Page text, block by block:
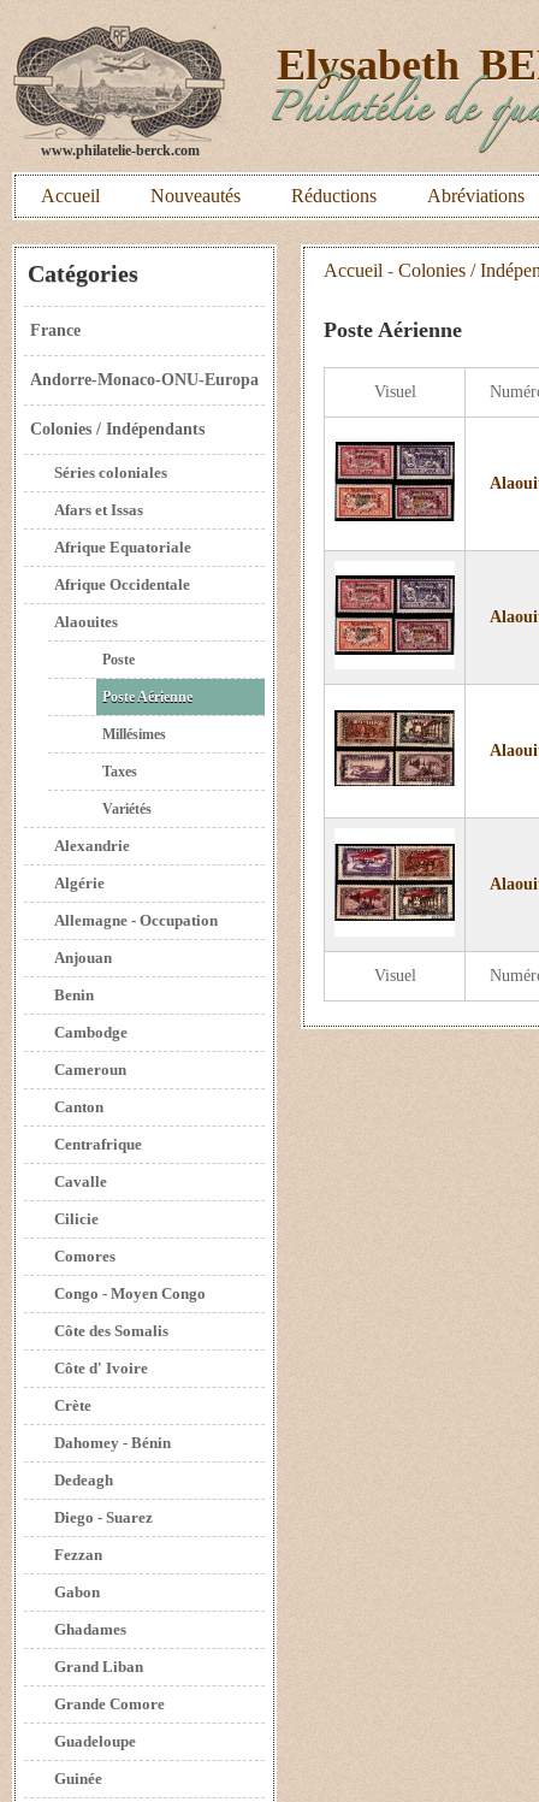
www.philatelie-berck.com
Elysabeth
Philatélie de
Accueil Nouveautés Réductions Abréviations
Catégories
France
Andorre-Monaco-ONU-Europa
Colonies / Indépendants
Séries coloniales
Afars et Issas
Afrique Equatoriale
Afrique Occidentale
Alaouites
Poste
Poste Aérienne
Millésimes
Taxes
Variétés
Alexandrie
Algérie
Allemagne - Occupation
Anjouan
Benin
Cambodge
Cameroun
Canton
Centrafrique
Cavalle
Cilicie
Comores
Congo - Moyen Congo
Côte des Somalis
Côte d' Ivoire
Crète
Dahomey - Bénin
Dedeagh
Diego - Suarez
Fezzan
Gabon
Ghadames
Grand Liban
Grande Comore
Guadeloupe
Guinée
Accueil - Colonies /
Poste Aérienne
Visuel
Visuel